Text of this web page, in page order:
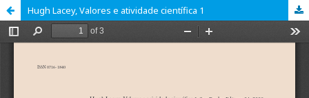
Hugh Lacey, Valores e atividade científica 1